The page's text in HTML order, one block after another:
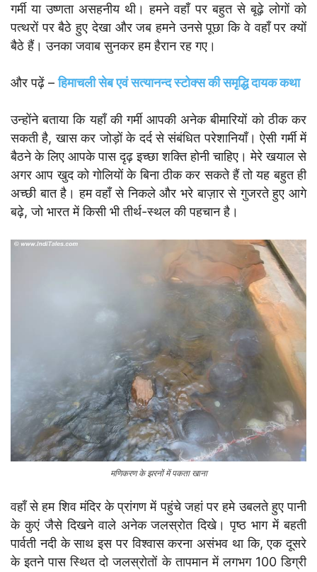
गर्मी या उष्णता असहनीय थी। हमने वहाँ पर बहुत से बूढ़े लोगों को
पत्थरों पर बैठे हुए देखा और जब हमने उनसे पूछा कि वे वहाँ पर क्यों
बैठे हैं। उनका जवाब सुनकर हम हैरान रह गए।
और पढ़ें –हिमाचली सेब एवं सत्यानन्द स्टोक्स की समृद्धि दायक कथा
उन्होंने बताया कि यहाँ की गर्मी आपकी अनेक बीमारियों को ठीक कर
सकती है, खास कर जोड़ों के दर्द से संबंधित परेशानियाँ। ऐसी गर्मी में
बैठने के लिए आपके पास दृढ़ इच्छा शक्ति होनी चाहिए। मेरे खयाल से
अगर आप खुद को गोलियों के बिना ठीक कर सकते हैं तो यह बहुत ही
अच्छी बात है। हम वहाँ से निकले और भरे बाज़ार से गुजरते हुए आगे
बढ़े, जो भारत में किसी भी तीर्थ-स्थल की पहचान है।
मणिकरण के झरनों में पकता खाना
वहाँ से हम शिव मंदिर के प्रांगण में पहुंचे जहां पर हमे उबलते हुए पानी
के कुएं जैसे दिखने वाले अनेक जलस्रोत दिखे। पृष्ठ भाग में बहती
पार्वती नदी के साथ इस पर विश्वास करना असंभव था कि, एक दूसरे
के इतने पास स्थित दो जलस्रोतों के तापमान में लगभग 100 डिग्री